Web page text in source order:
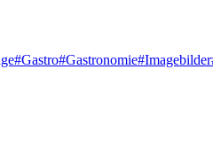
#Gastro#Gastronomie#Imagebilder